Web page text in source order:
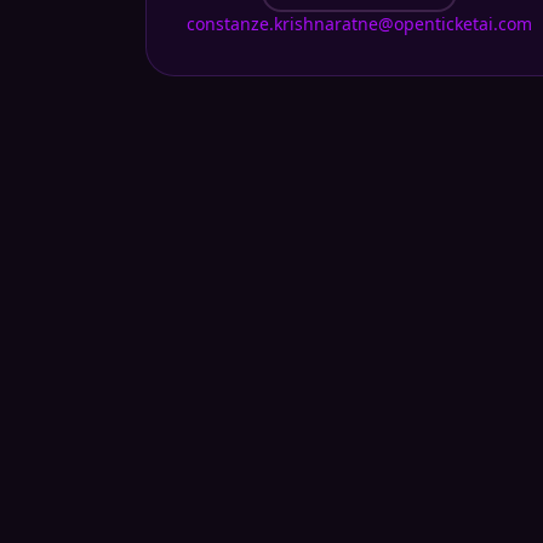
constanze.krishnaratne@openticketai.com